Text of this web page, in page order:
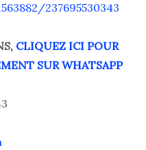
237695530343
CLIQUEZ ICI POUR
SUR WHATSAPP